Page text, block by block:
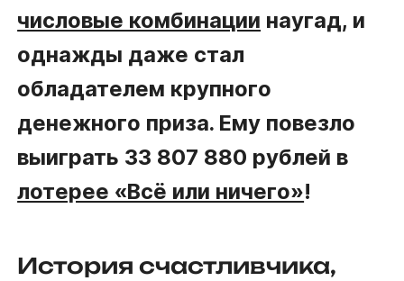
числовые комбинации наугад, и
однажды даже стал
обладателем крупного
денежного приза. Ему повезло
выиграть 33 807 880 рублей в
лотерее «Всё или ничего»!
История счастливчика,